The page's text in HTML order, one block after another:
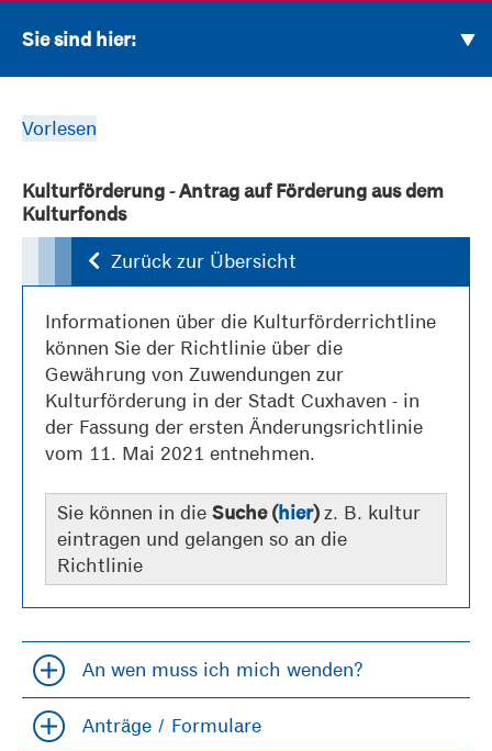
Sie sind hier:
Vorlesen
Kulturförderung - Antrag auf Förderung aus dem
Kulturfonds
Zurück zur Übersicht
Informationen über die Kulturförderrichtline
können Sie der Richtlinie über die
Gewährung von Zuwendungen zur
Kulturförderung in der Stadt Cuxhaven - in
der Fassung der ersten Änderungsrichtlinie
vom 11. Mai 2021 entnehmen.
Sie können in die Suche (hier) z. B. kultur
eintragen und gelangen so an die
Richtlinie
Accordion öfffnen und schließen
An wen muss ich mich wenden?
Accordion öfffnen und schließen
Anträge / Formulare